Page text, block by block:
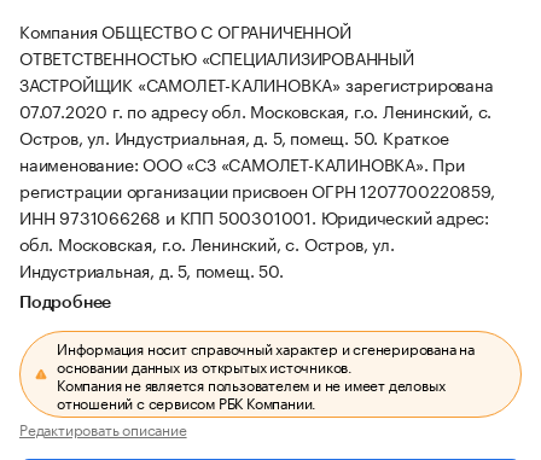
Компания ОБЩЕСТВО С ОГРАНИЧЕННОЙ
ОТВЕТСТВЕННОСТЬЮ «СПЕЦИАЛИЗИРОВАННЫЙ
ЗАСТРОЙЩИК «САМОЛЕТ-КАЛИНОВКА» зарегистрирована
07.07.2020 г. по адресу обл. Московская, г.о. Ленинский, с.
Остров, ул. Индустриальная, д. 5, помещ. 50. Краткое
наименование: ООО «СЗ «САМОЛЕТ-КАЛИНОВКА». При
регистрации организации присвоен ОГРН 1207700220859,
ИНН 9731066268 и КПП 500301001. Юридический адрес:
обл. Московская, г.о. Ленинский, с. Остров, ул.
Индустриальная, д. 5, помещ. 50.
Подробнее
Информация носит справочный характер и сгенерирована на
основании данных из открытых источников.
Компания не является пользователем и не имеет деловых
отношений с сервисом РБК Компании.
Редактировать описание